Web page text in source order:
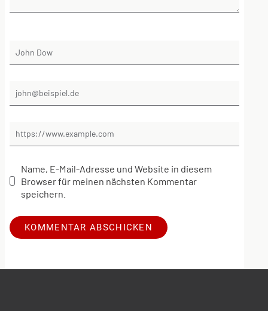
Name, E-Mail-Adresse und Website in diesem
Browser für meinen nächsten Kommentar
speichern.